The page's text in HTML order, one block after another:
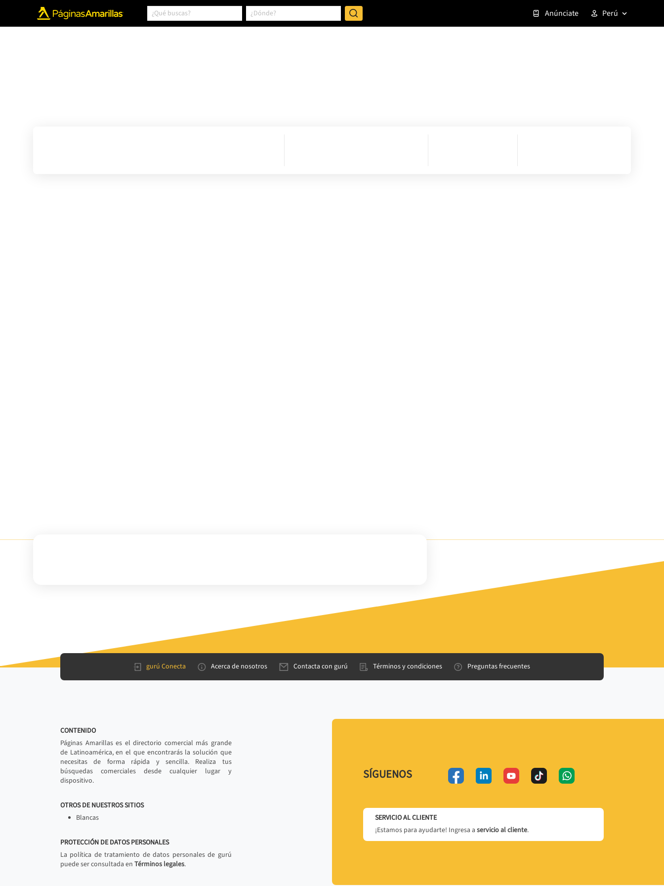
Anúnciate Perú
gurú Conecta Acerca de nosotros Contacta con gurú Términos y condiciones Preguntas frecuentes
CONTENIDO
Páginas Amarillas es el directorio comercial más grande
de Latinoamérica, en el que encontrarás la solución que
necesitas de forma rápida y sencilla. Realiza tus
búsquedas comerciales desde cualquier lugar y
dispositivo.
OTROS DE NUESTROS SITIOS
Blancas
PROTECCIÓN DE DATOS PERSONALES
La política de tratamiento de datos personales de gurú
puede ser consultada en Términos legales.
SÍGUENOS
SERVICIO AL CLIENTE
¡Estamos para ayudarte! Ingresa a servicio al cliente.